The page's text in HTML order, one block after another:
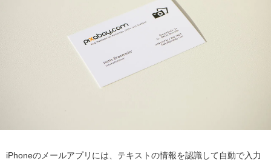
iPhoneのメールアプリには、テキストの情報を認識して自動で入力